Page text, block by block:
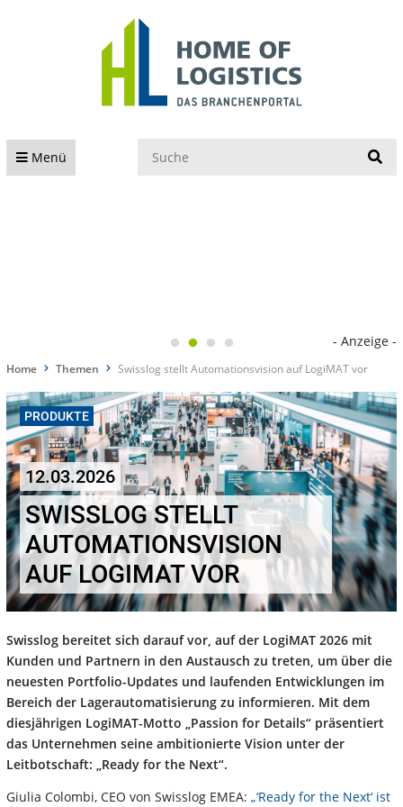
Menü
- Anzeige -
Home Themen Swisslog stellt Automationsvision auf LogiMAT vor
PRODUKTE
12.03.2026
SWISSLOG STELLT
AUTOMATIONSVISION
AUF LOGIMAT VOR
Swisslog bereitet sich darauf vor, auf der LogiMAT 2026 mit
Kunden und Partnern in den Austausch zu treten, um über die
neuesten Portfolio-Updates und laufenden Entwicklungen im
Bereich der Lagerautomatisierung zu informieren. Mit dem
diesjährigen LogiMAT-Motto „Passion for Details“ präsentiert
das Unternehmen seine ambitionierte Vision unter der
Leitbotschaft: „Ready for the Next“.
Giulia Colombi, CEO von Swisslog EMEA: „‘Ready for the Next‘ ist